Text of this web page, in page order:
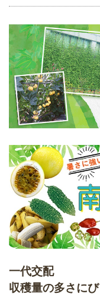
一代交配
収穫量の多さにび